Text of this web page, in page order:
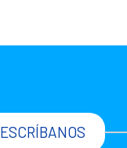
ESCRÍBANOS